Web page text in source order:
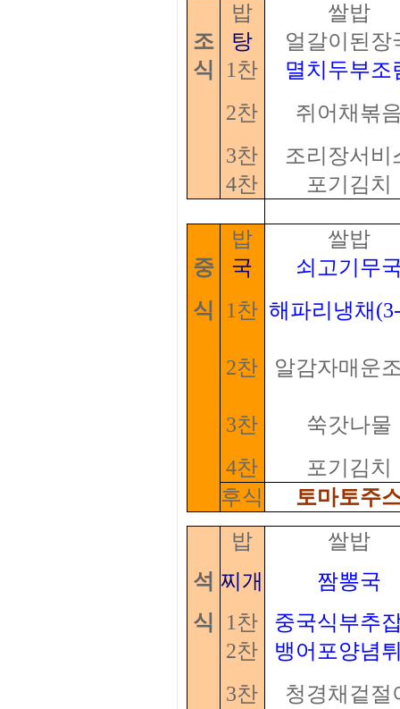
밥
쌀밥
조
탕
얼갈이된장
식
1찬
멸치두부조
2찬
쥐어채볶
3찬
조리장서비
4찬
포기김치
밥
쌀밥
중
국
쇠고기무
식
1찬 해파리냉채
2찬 알감자매운
3찬
쑥갓나물
4찬
포기김치
후식
토마토주
밥
쌀밥
석 찌개
짬뽕국
식
1찬
중국식부추
2찬
뱅어포양념
3찬
청경채겉절